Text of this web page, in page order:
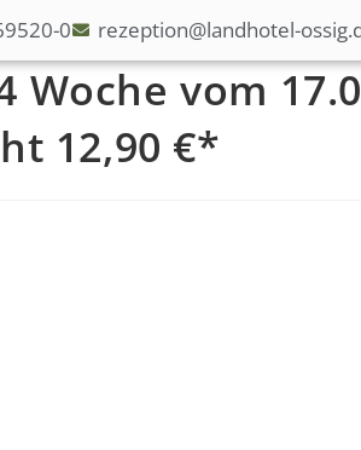
0 rezeption@landhotel-
Woche vom
12,90 €*